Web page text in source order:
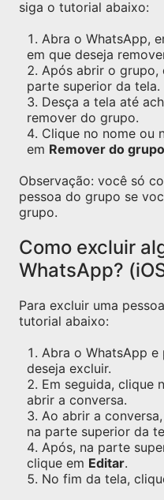
siga o tutorial abaixo:
Abra o WhatsApp,
em que deseja
Após abrir o grupo,
parte superior da tela.
Desça a tela até
remover do grupo.
Clique no nome ou
em Remover do grupo
Observação: você só
pessoa do grupo se
grupo.
Como excluir
WhatsApp?
Para excluir uma
tutorial abaixo:
Abra o WhatsApp
deseja excluir.
Em seguida, clique
abrir a conversa.
Ao abrir a
na parte superior da
Após, na parte
clique em Editar.
No fim da tela,